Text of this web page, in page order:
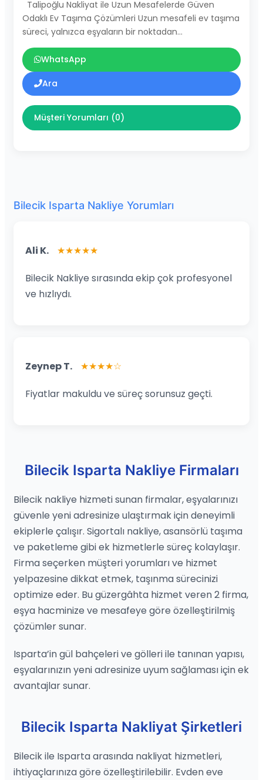
Talipoğlu Nakliyat ile Uzun Mesafelerde Güven
Odaklı Ev Taşıma Çözümleri Uzun mesafeli ev taşıma
süreci, yalnızca eşyaların bir noktadan…
WhatsApp
Ara
Müşteri Yorumları (0)
Bilecik Isparta Nakliye Yorumları
Ali K. ★★★★★
Bilecik Nakliye sırasında ekip çok profesyonel
ve hızlıydı.
Zeynep T. ★★★★☆
Fiyatlar makuldu ve süreç sorunsuz geçti.
Bilecik Isparta Nakliye Firmaları
Bilecik nakliye hizmeti sunan firmalar, eşyalarınızı
güvenle yeni adresinize ulaştırmak için deneyimli
ekiplerle çalışır. Sigortalı nakliye, asansörlü taşıma
ve paketleme gibi ek hizmetlerle süreç kolaylaşır.
Firma seçerken müşteri yorumları ve hizmet
yelpazesine dikkat etmek, taşınma sürecinizi
optimize eder. Bu güzergâhta hizmet veren 2 firma,
eşya hacminize ve mesafeye göre özelleştirilmiş
çözümler sunar.
Isparta’in gül bahçeleri ve gölleri ile tanınan yapısı,
eşyalarınızın yeni adresinize uyum sağlaması için ek
avantajlar sunar.
Bilecik Isparta Nakliyat Şirketleri
Bilecik ile Isparta arasında nakliyat hizmetleri,
ihtiyaçlarınıza göre özelleştirilebilir. Evden eve